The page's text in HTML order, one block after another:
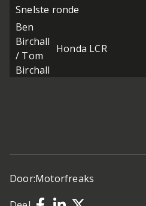
Snelste ronde
Ben
Birchall
/ Tom
Birchall
Honda LCR
Door:Motorfreaks